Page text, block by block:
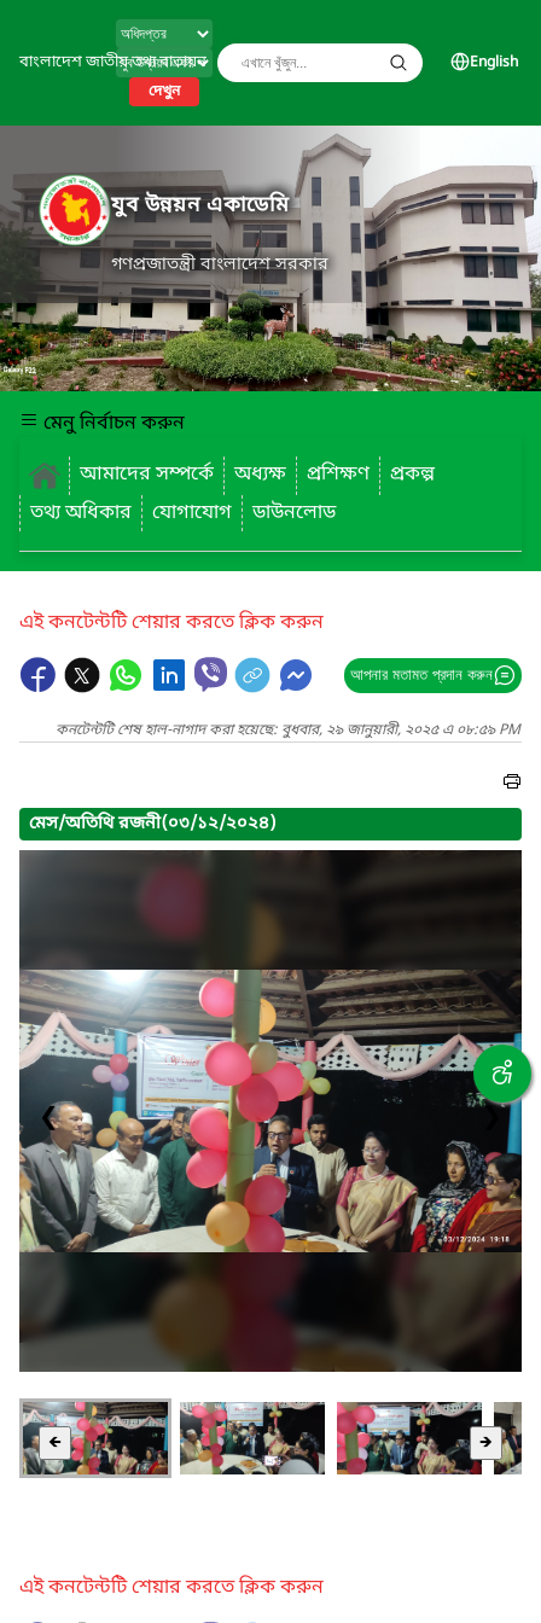
বাংলাদেশ জাতীয় তথ্য বাতায়ন
দেখুন
English
যুব উন্নয়ন একাডেমি
গণপ্রজাতন্ত্রী বাংলাদেশ সরকার
মেনু নির্বাচন করুন
আমাদের সম্পর্কে
অধ্যক্ষ প্রশিক্ষণ
প্রকল্প
তথ্য অধিকার
যোগাযোগ ডাউনলোড
এই কনটেন্টটি শেয়ার করতে ক্লিক করুন
আপনার মতামত প্রদান করুন
কনটেন্টটি শেষ হাল-নাগাদ করা হয়েছে: বুধবার, ২৯ জানুয়ারী, ২০২৫ এ ০৮:৫৯ PM
মেস/অতিথি রজনী(০৩/১২/২০২৪)
❮ ❯
🡸 🡺
এই কনটেন্টটি শেয়ার করতে ক্লিক করুন